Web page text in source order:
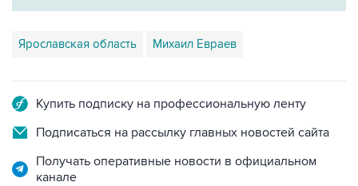
Ярославская область Михаил Евраев
Купить подписку на профессиональную ленту
Подписаться на рассылку главных новостей сайта
Получать оперативные новости в официальном
канале